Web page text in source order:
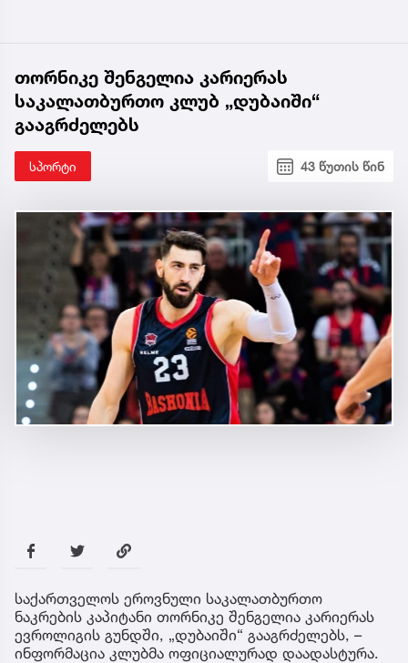
თორნიკე შენგელია კარიერას
საკალათბურთო კლუბ „დუბაიში“
გააგრძელებს
სპორტი 43 წუთის წინ
საქართველოს ეროვნული საკალათბურთო
ნაკრების კაპიტანი თორნიკე შენგელია კარიერას
ევროლიგის გუნდში, „დუბაიში“ გააგრძელებს, –
ინფორმაცია კლუბმა ოფიციალურად დაადასტურა.